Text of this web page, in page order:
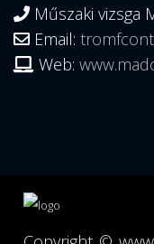
Műszaki vizsga
Email:
Web: